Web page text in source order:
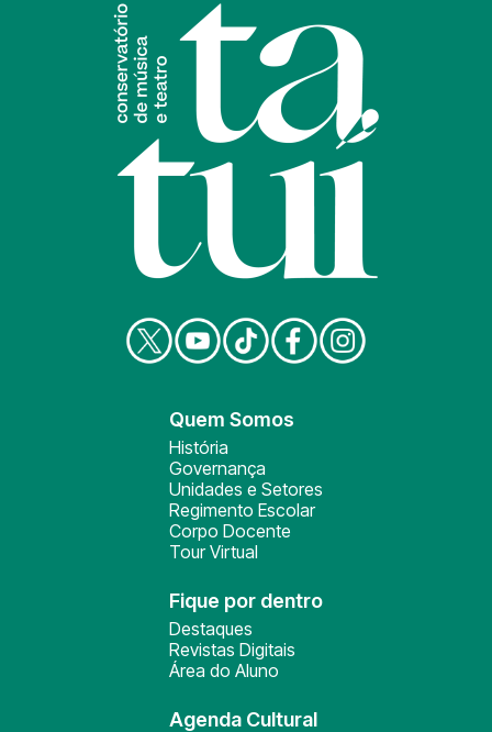
Quem Somos
História
Governança
Unidades e Setores
Regimento Escolar
Corpo Docente
Tour Virtual
Fique por dentro
Destaques
Revistas Digitais
Área do Aluno
Agenda Cultural